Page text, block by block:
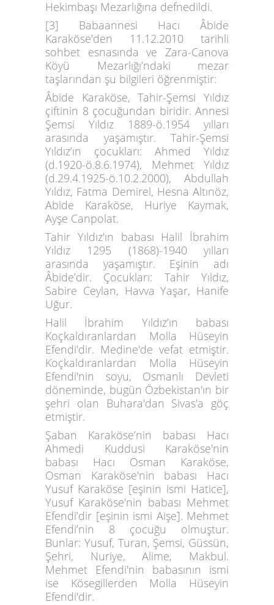
Hekimbaşı Mezarlığına defnedildi.
[3] Babaannesi Hacı Âbide
Karaköse'den 11.12.2010 tarihli
sohbet esnasında ve Zara-Canova
Köyü Mezarlığı’ndaki mezar
taşlarından şu bilgileri öğrenmiştir:
Âbide Karaköse,Tahir-Şemsi Yıldız
çiftinin 8 çocuğundan biridir. Annesi
Şemsi Yıldız 1889-ö.1954 yılları
arasında yaşamıştır. Tahir-Şemsi
Yıldız’ın çocukları: Ahmed Yıldız
(d.1920-ö.8.6.1974), Mehmet Yıldız
(d.29.4.1925-ö.10.2.2000), Abdullah
Yıldız, Fatma Demirel, Hesna Altınöz,
Abide Karaköse, Huriye Kaymak,
Ayşe Canpolat.
Tahir Yıldız'ın babası Halil İbrahim
Yıldız 1295 (1868)-1940 yılları
arasında yaşamıştır. Eşinin adı
Âbide’dir. Çocukları: Tahir Yıldız,
Sabire Ceylan, Havva Yaşar, Hanife
Uğur.
Halil İbrahim Yıldız’ın babası
Koçkaldıranlardan Molla Hüseyin
Efendi'dir. Medine'de vefat etmiştir.
Koçkaldıranlardan Molla Hüseyin
Efendi'nin soyu, Osmanlı Devleti
döneminde, bugün Özbekistan'ın bir
şehri olan Buhara'dan Sivas'a göç
etmiştir.
Şaban Karaköse’nin babası Hacı
Ahmedi Kuddusi Karaköse'nin
babası Hacı Osman Karaköse,
Osman Karaköse'nin babası Hacı
Yusuf Karaköse [eşinin ismi Hatice],
Yusuf Karaköse'nin babası Mehmet
Efendi’dir [eşinin ismi Aişe]. Mehmet
Efendi’nin 8 çocuğu olmuştur.
Bunlar: Yusuf, Turan, Şemsi, Güssün,
Şehri, Nuriye, Alime, Makbul.
Mehmet Efendi'nin babasının ismi
ise Kösegillerden Molla Hüseyin
Efendi'dir.